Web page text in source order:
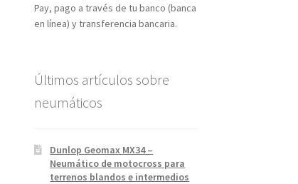
Pay, pago a través de tu banco (banca
en línea) y transferencia bancaria.
Últimos artículos sobre
neumáticos
Dunlop Geomax MX34 –
Neumático de motocross para
terrenos blandos e intermedios